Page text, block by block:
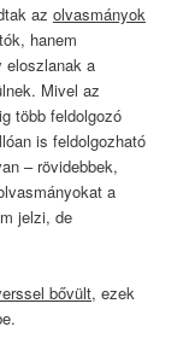
azolvasmányok
hanem
eloszlanak a
Mivel az
több feldolgozó
is feldolgozható
– rövidebbek,
a
jelzi, de
bővült, ezek